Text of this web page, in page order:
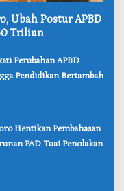
Ubah Postur APBD
Triliun
Perubahan APBD
Pendidikan Bertambah
Hentikan Pembahasan
PAD Tuai Penolakan